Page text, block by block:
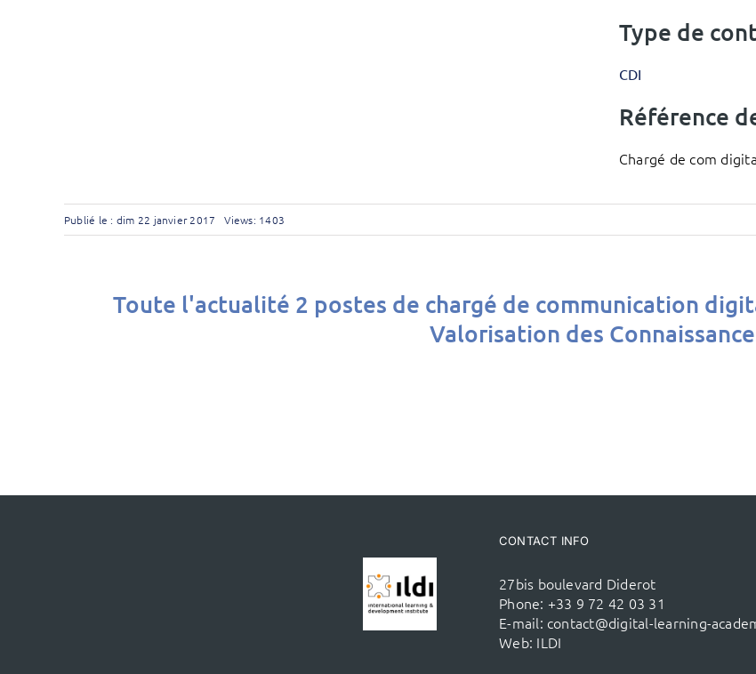
Type de
CDI
Référence
Chargé de com
Publié le : dim 22 janvier 2017 Views: 1403
Toute l'actualité 2 postes de chargé de communication
Valorisation des
CONTACT INFO
27bis boulevard Diderot
Phone: +33 9 72 42 03 31
E-mail: contact@digital-learning-
Web: ILDI